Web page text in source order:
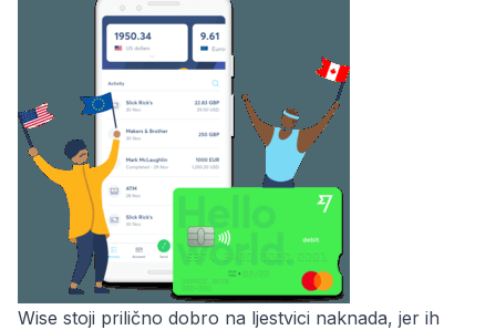
Wise stoji prilično dobro na ljestvici naknada, jer ih